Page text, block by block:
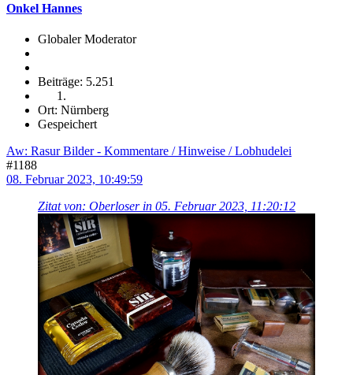
Onkel Hannes
Globaler Moderator
Beiträge: 5.251
Ort: Nürnberg
Gespeichert
Aw: Rasur Bilder - Kommentare / Hinweise / Lobhudelei
#1188
08. Februar 2023, 10:49:59
Zitat von: Oberloser in 05. Februar 2023, 11:20:12